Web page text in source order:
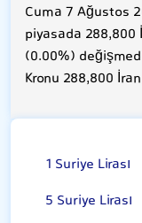
Cuma 7 Ağustos
piyasada 288,800
(0.00%)
Kronu 288,800
1 Suriye Lirası
5 Suriye Lirası